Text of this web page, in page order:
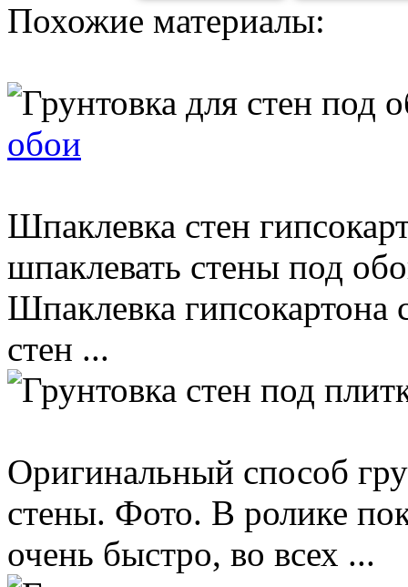
Похожие материалы:
обои
Шпаклевка стен
шпаклевать стены под
Шпаклевка гипсокартона
стен ...
Оригинальный способ
стены. Фото. В ролике
очень быстро, во всех ...